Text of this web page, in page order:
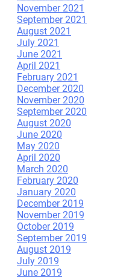
November 2021
September 2021
August 2021
July 2021
June 2021
April 2021
February 2021
December 2020
November 2020
September 2020
August 2020
June 2020
May 2020
April 2020
March 2020
February 2020
January 2020
December 2019
November 2019
October 2019
September 2019
August 2019
July 2019
June 2019